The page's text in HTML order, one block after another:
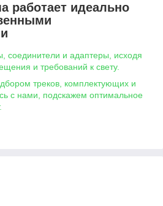
работает идеально
соединители и адаптеры, исходя
и требований к свету.
треков, комплектующих и
с нами, подскажем оптимальное